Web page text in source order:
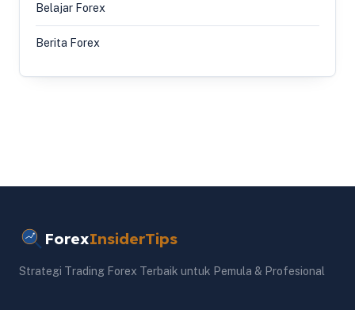
Belajar Forex
Berita Forex
ForexInsiderTips
Strategi Trading Forex Terbaik untuk Pemula & Profesional